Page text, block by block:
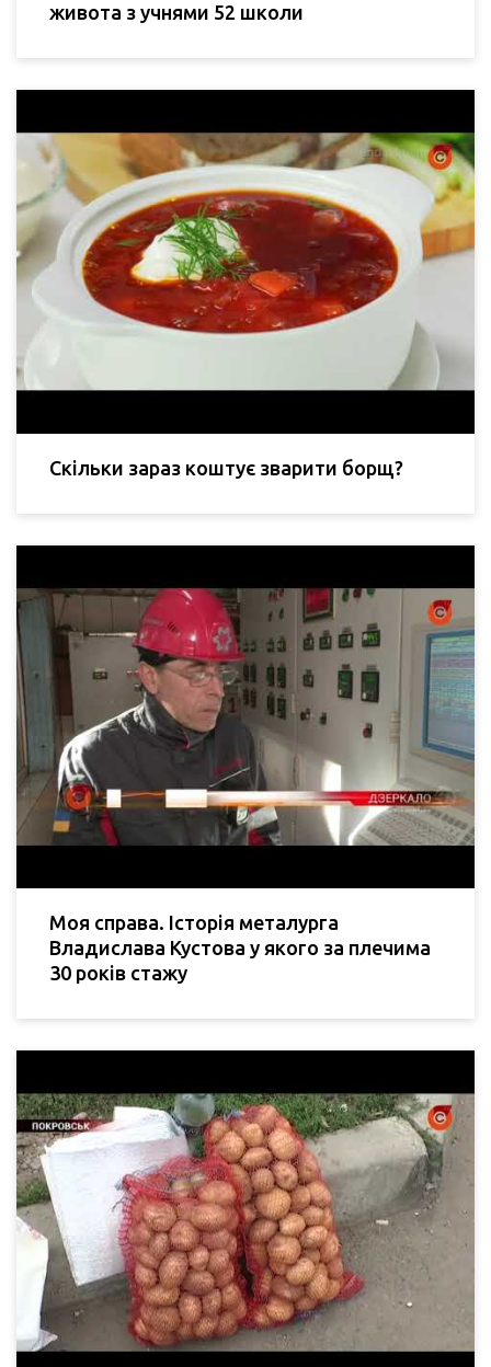
живота з учнями 52 школи
Скільки зараз коштує зварити борщ?
Моя справа. Історія металурга
Владислава Кустова у якого за плечима
30 років стажу